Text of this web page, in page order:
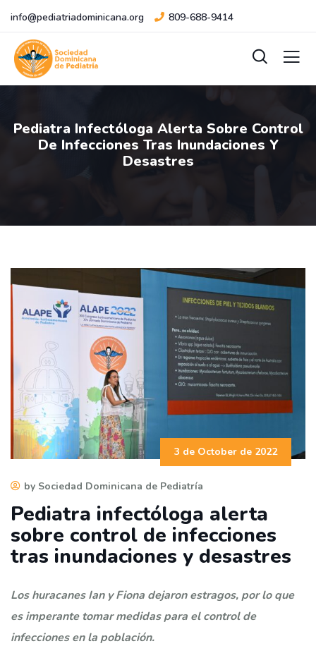
info@pediatriadominicana.org 809-688-9414
Pediatra Infectóloga Alerta Sobre Control
De Infecciones Tras Inundaciones Y
Desastres
3 de October de 2022
by Sociedad Dominicana de Pediatría
Pediatra infectóloga alerta
sobre control de infecciones
tras inundaciones y desastres
Los huracanes Ian y Fiona dejaron estragos, por lo que
es imperante tomar medidas para el control de
infecciones en la población.